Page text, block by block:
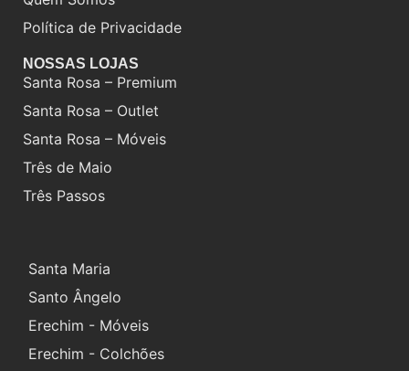
Política de Privacidade
NOSSAS LOJAS
Santa Rosa – Premium
Santa Rosa – Outlet
Santa Rosa – Móveis
Três de Maio
Três Passos
Santa Maria
Santo Ângelo
Erechim - Móveis
Erechim - Colchões